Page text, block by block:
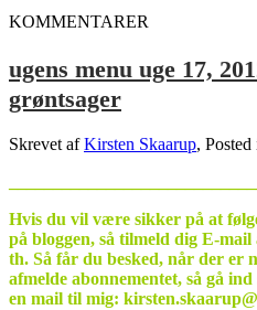
KOMMENTARER
ugens menu uge 17,
grøntsager
Skrevet afKirsten Skaarup, Posted
Hvis du vil være sikker på at
på bloggen, så tilmeld dig E-mail
th. Så får du besked, når der er
afmelde abonnementet, så gå
en mail til mig: